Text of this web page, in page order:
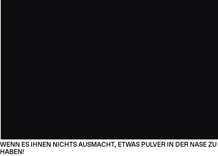
WENN ES IHNEN NICHTS AUSMACHT, ETWAS PULVER IN DER NASE ZU
HABEN!